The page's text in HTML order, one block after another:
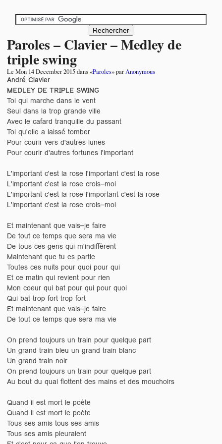
Paroles – Clavier – Medley de
triple swing
Le Mon 14 December 2015dans «Paroles» parAnonymous
André Clavier
MEDLEY DE TRIPLE SWING
Toi qui marche dans le vent
Seul dans la trop grande ville
Avec le cafard tranquille du passant
Toi qu'elle a laissé tomber
Pour courir vers d'autres lunes
Pour courir d'autres fortunes l'important
L'important c'est la rose l'important c'est la rose
L'important c'est la rose crois–moi
L'important c'est la rose l'important c'est la rose
L'important c'est la rose crois–moi
Et maintenant que vais–je faire
De tout ce temps que sera ma vie
De tous ces gens qui m'indiffèrent
Maintenant que tu es partie
Toutes ces nuits pour quoi pour qui
Et ce matin qui revient pour rien
Mon coeur qui bat pour qui pour quoi
Qui bat trop fort trop fort
Et maintenant que vais–je faire
De tout ce temps que sera ma vie
On prend toujours un train pour quelque part
Un grand train bleu un grand train blanc
Un grand train noir
On prend toujours un train pour quelque part
Au bout du quai flottent des mains et des mouchoirs
Quand il est mort le poète
Quand il est mort le poète
Tous ses amis tous ses amis
Tous ses amis pleuraient